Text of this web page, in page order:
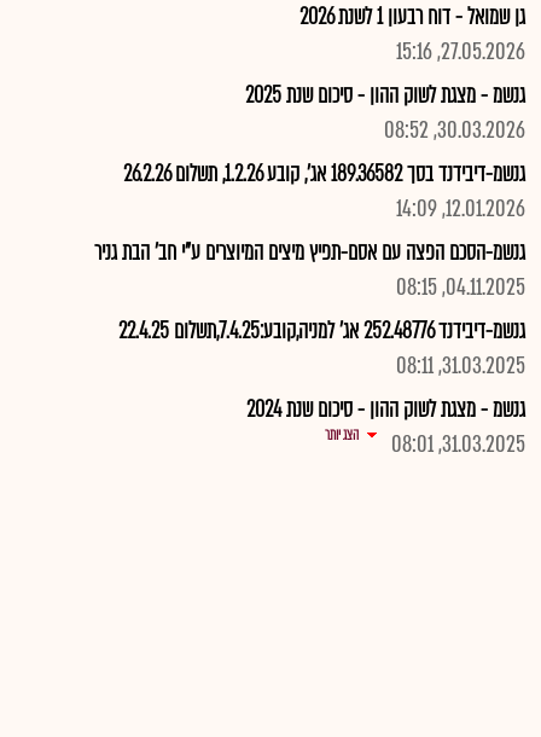
גן שמואל - דוח רבעון 1 לשנת 2026
27.05.2026, 15:16
גנשמ - מצגת לשוק ההון - סיכום שנת 2025
30.03.2026, 08:52
גנשמ-דיבידנד בסך 189.36582 אג', קובע 1.2.26, תשלום 26.2.26
12.01.2026, 14:09
גנשמ-הסכם הפצה עם אסם-תפיץ מיצים המיוצרים ע"י חב' הבת גניר
04.11.2025, 08:15
גנשמ-דיבידנד 252.48776 אג' למניה,קובע:7.4.25,תשלום 22.4.25
31.03.2025, 08:11
גנשמ - מצגת לשוק ההון - סיכום שנת 2024
31.03.2025, 08:01
הצג יותר